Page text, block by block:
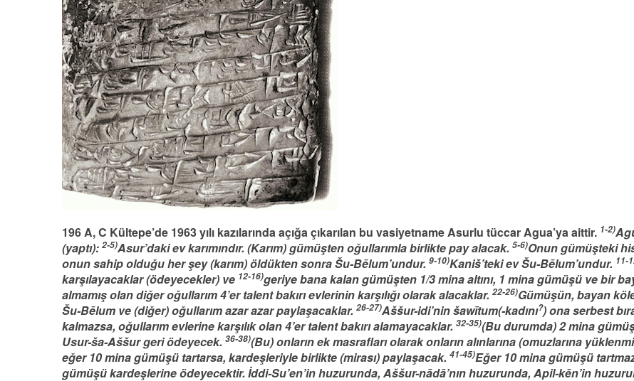
196 A, C Kültepe’de 1963 yılı kazılarında açığa çıkarılan bu vasiyetname Asurlu tüccar Agua’ya aittir. 1-2)
(yaptı): 2-5)Asur’daki ev karımındır. (Karım) gümüşten oğullarımla birlikte pay alacak. 5-6)Onun gümüşteki
onun sahip olduğu her şey (karım) öldükten sonra Šu-Bēlum’undur. 9-10)Kaniš’teki ev Šu-Bēlum’undur. 11-
karşılayacaklar (ödeyecekler) ve 12-16)geriye bana kalan gümüşten 1/3 mina altını, 1 mina gümüşü ve bir
almamış olan diğer oğullarım 4’er talent bakırı evlerinin karşılığı olarak alacaklar. 22-26)Gümüşün, bayan
Šu-Bēlum ve (diğer) oğullarım azar azar paylaşacaklar. 26-27)Aššur-idi’nin šawītum(-kadını?) ona serbest
kalmazsa, oğullarım evlerine karşılık olan 4’er talent bakırı alamayacaklar. 32-35)(Bu durumda) 2 mina
Usur-ša-Aššur geri ödeyecek. 36-38)(Bu) onların ek masrafları olarak onların alınlarına (omuzlarına
eğer 10 mina gümüşü tartarsa, kardeşleriyle birlikte (mirası) paylaşacak. 41-45)Eğer 10 mina gümüşü
gümüşü kardeşlerine ödeyecektir. İddi-Su’en’in huzurunda, Aššur-nādā’nın huzurunda, Apil-kēn’in